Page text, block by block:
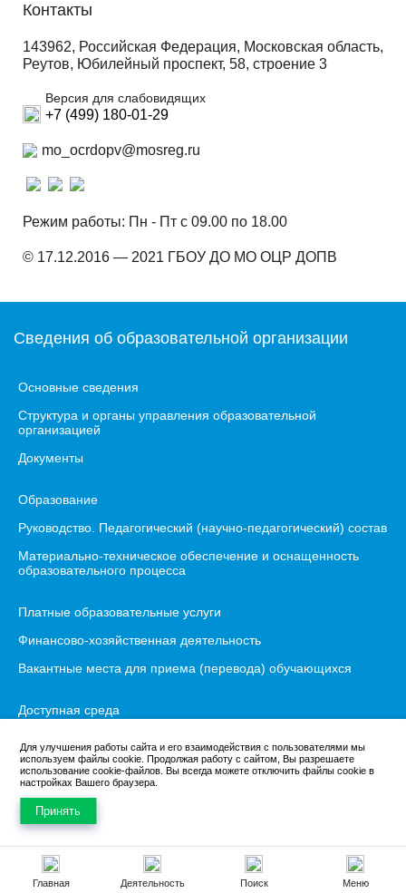
Контакты
143962, Российская Федерация, Московская область,
Реутов, Юбилейный проспект, 58, строение 3
Версия для слабовидящих
+7 (499) 180-01-29
mo_ocrdopv@mosreg.ru
Режим работы: Пн - Пт с 09.00 по 18.00
© 17.12.2016 — 2021 ГБОУ ДО МО ОЦР ДОПВ
Сведения об образовательной организации
Основные сведения
Структура и органы управления образовательной
организацией
Документы
Образование
Руководство. Педагогический (научно-педагогический) состав
Материально-техническое обеспечение и оснащенность
образовательного процесса
Платные образовательные услуги
Финансово-хозяйственная деятельность
Вакантные места для приема (перевода) обучающихся
Доступная среда
Организация питания
Для улучшения работы сайта и его взаимодействия с пользователями мы
используем файлы cookie. Продолжая работу с сайтом, Вы разрешаете
использование cookie-файлов. Вы всегда можете отключить файлы cookie в
настройках Вашего браузера.
Принять
Главная Деятельность Поиск Меню